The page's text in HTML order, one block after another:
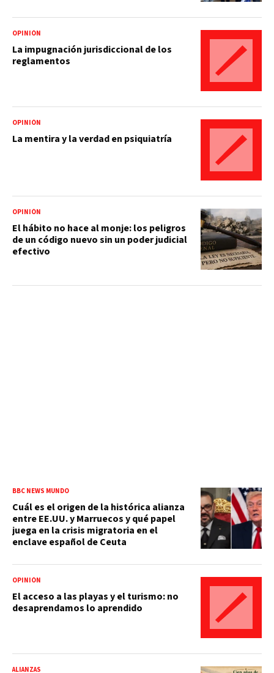
OPINIÓN
La impugnación jurisdiccional de los
reglamentos
OPINIÓN
La mentira y la verdad en psiquiatría
OPINIÓN
El hábito no hace al monje: los peligros
de un código nuevo sin un poder judicial
efectivo
BBC NEWS MUNDO
Cuál es el origen de la histórica alianza
entre EE.UU. y Marruecos y qué papel
juega en la crisis migratoria en el
enclave español de Ceuta
OPINIÓN
El acceso a las playas y el turismo: no
desaprendamos lo aprendido
ALIANZAS